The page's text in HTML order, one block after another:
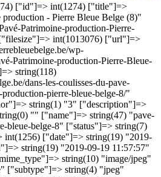
["id"]=> int(1274) ["title"]=>
- Pierre Bleue Belge (8)"
Patrimoine-production-Pierre-
int(1013076) ["url"]=>
wp-
Patrimoine-production-Pierre-Bleue-
string(118)
dans-les-coulisses-du-pave-
pierre-bleue-belge-8/"
string(1) "3" ["description"]=>
"" ["name"]=> string(47) "pave-
bleue-belge-8" ["status"]=> string(7)
["date"]=> string(19) "2019-
string(19) "2019-09-19 11:57:57"
string(10) "image/jpeg"
["subtype"]=> string(4) "jpeg"